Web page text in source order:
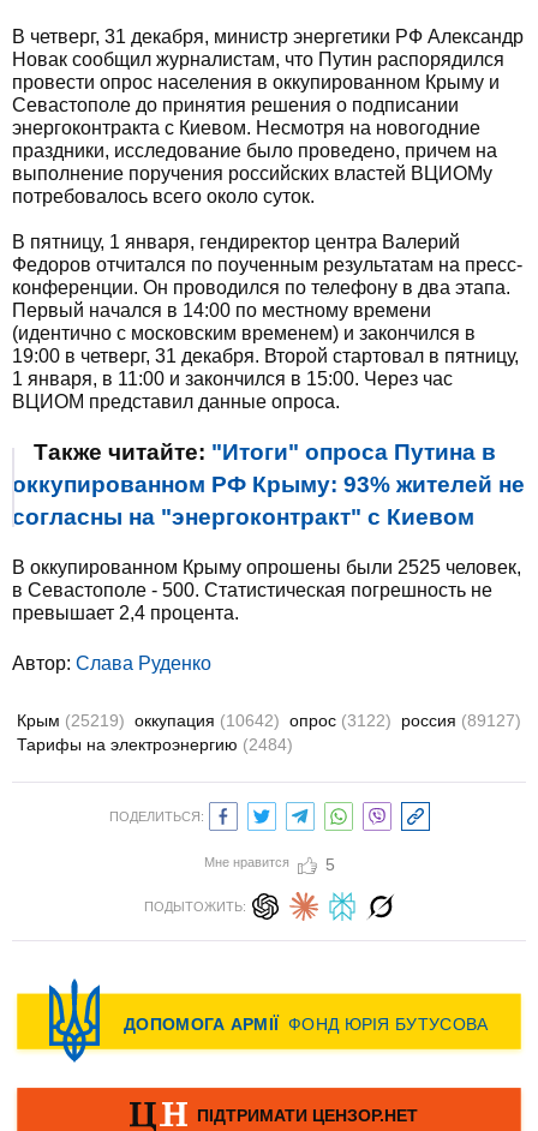
В четверг, 31 декабря, министр энергетики РФ Александр
Новак сообщил журналистам, что Путин распорядился
провести опрос населения в оккупированном Крыму и
Севастополе до принятия решения о подписании
энергоконтракта с Киевом. Несмотря на новогодние
праздники, исследование было проведено, причем на
выполнение поручения российских властей ВЦИОМу
потребовалось всего около суток.
В пятницу, 1 января, гендиректор центра Валерий
Федоров отчитался по поученным результатам на пресс-
конференции. Он проводился по телефону в два этапа.
Первый начался в 14:00 по местному времени
(идентично с московским временем) и закончился в
19:00 в четверг, 31 декабря. Второй стартовал в пятницу,
1 января, в 11:00 и закончился в 15:00. Через час
ВЦИОМ представил данные опроса.
Также читайте: "Итоги" опроса Путина в
оккупированном РФ Крыму: 93% жителей не
согласны на "энергоконтракт" с Киевом
В оккупированном Крыму опрошены были 2525 человек,
в Севастополе - 500. Статистическая погрешность не
превышает 2,4 процента.
Автор: Слава Руденко
Крым (25219) оккупация (10642) опрос (3122) россия (89127)
Тарифы на электроэнергию (2484)
ПОДЕЛИТЬСЯ:
Мне нравится 5
ПОДЫТОЖИТЬ: